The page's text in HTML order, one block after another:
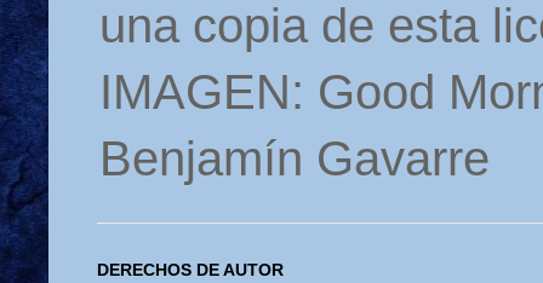
una copia de esta
IMAGEN: Good
Benjamín Gavarre
DERECHOS DE AUTOR